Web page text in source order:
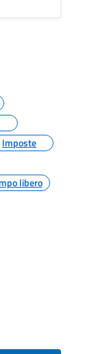
Imposte
libero